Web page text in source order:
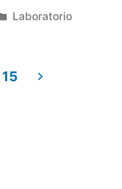
Publicado
Laboratorio
15